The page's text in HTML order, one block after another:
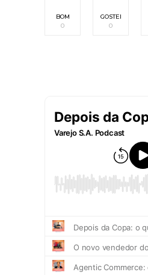
BOM
0
GOSTEI
0